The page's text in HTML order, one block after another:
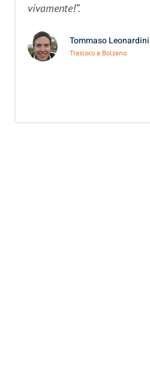
vivamente!”.
Tommaso Leonardini
Trasloco a Bolzano